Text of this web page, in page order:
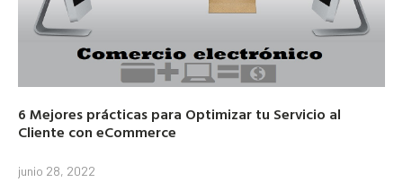
6 Mejores prácticas para Optimizar tu Servicio al
Cliente con eCommerce
junio 28, 2022